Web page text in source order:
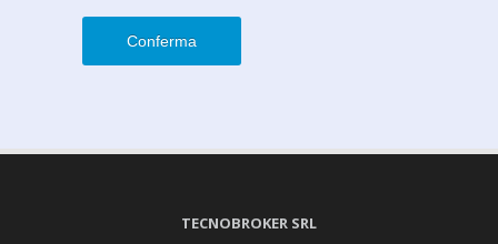
Conferma
TECNOBROKER SRL